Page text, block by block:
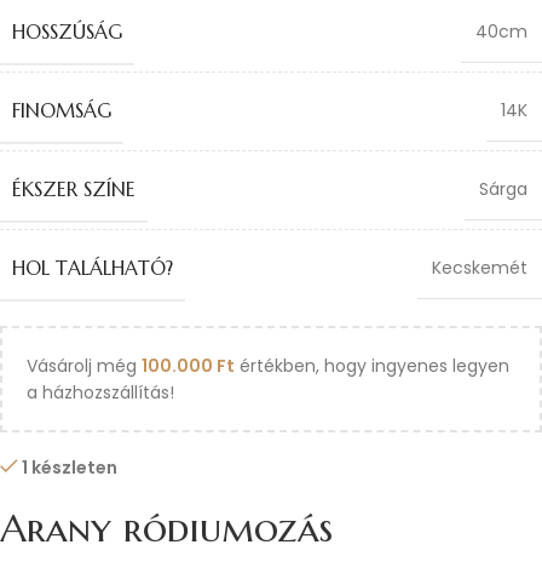
HOSSZÚSÁG 40cm
FINOMSÁG 14K
ÉKSZER SZÍNE Sárga
HOL TALÁLHATÓ? Kecskemét
Vásárolj még 100.000 Ft értékben, hogy ingyenes legyen
a házhozszállítás!
1 készleten
Arany ródiumozás